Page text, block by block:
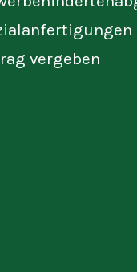
vergeben